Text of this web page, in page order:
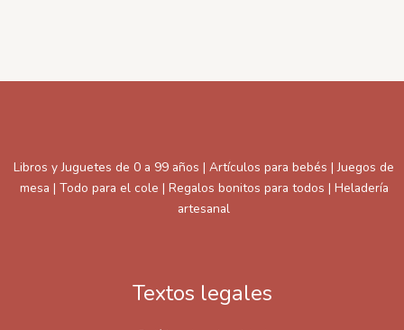
Libros y Juguetes de 0 a 99 años | Artículos para bebés | Juegos de
mesa | Todo para el cole | Regalos bonitos para todos | Heladería
artesanal
Textos legales